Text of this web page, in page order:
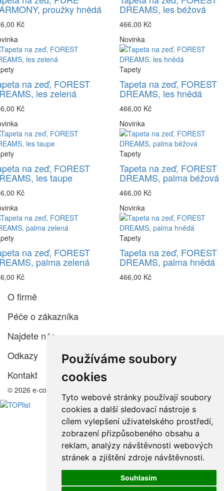
Používáme soubory
cookies
Tyto webové stránky používají soubory
cookies a další sledovací nástroje s
cílem vylepšení uživatelského prostředí,
zobrazení přizpůsobeného obsahu a
reklam, analýzy návštěvnosti webových
stránek a zjištění zdroje návštěvnosti.
Souhlasím
proužky hnědá
Kč
DREAMS, les béžová
466,00 Kč
na zeď, FOREST
les zelená
Kč
Novinka
Tapety
Tapeta na zeď, FOREST
DREAMS, les hnědá
466,00 Kč
na zeď, FOREST
les taupe
Kč
Novinka
Tapety
Tapeta na zeď, FOREST
DREAMS, palma béžová
466,00 Kč
na zeď, FOREST
palma zelená
Kč
Novinka
Tapety
Tapeta na zeď, FOREST
DREAMS, palma hnědá
466,00 Kč
O firmě
Péče o zákazníka
Najdete nás
Odkazy
Kontakt
© 2026 e-color.cz